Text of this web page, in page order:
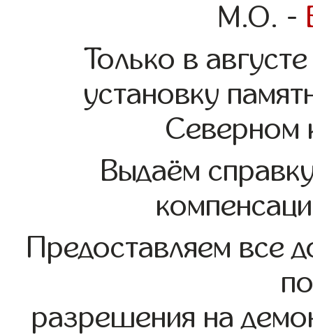
М.О. -
Только в
установку
Северном
Выдаём
Предоставляем все
разрешения на